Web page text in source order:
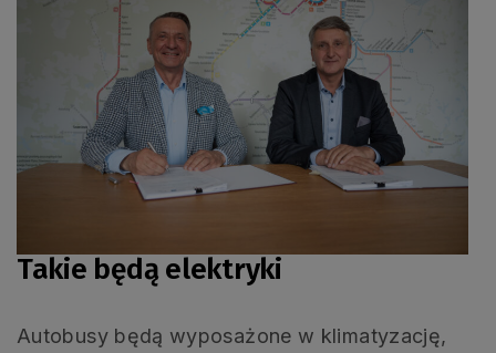
Takie będą elektryki
Autobusy będą wyposażone w klimatyzację,